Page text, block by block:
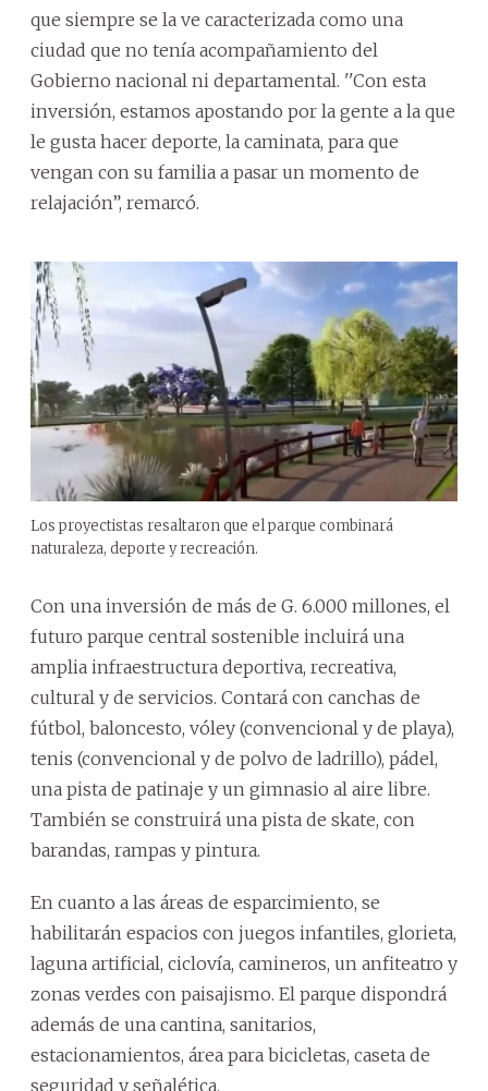
que siempre se la ve caracterizada como una
ciudad que no tenía acompañamiento del
Gobierno nacional ni departamental. ''Con esta
inversión, estamos apostando por la gente a la que
le gusta hacer deporte, la caminata, para que
vengan con su familia a pasar un momento de
relajación”, remarcó.
Los proyectistas resaltaron que el parque combinará
naturaleza, deporte y recreación.
Con una inversión de más de G. 6.000 millones, el
futuro parque central sostenible incluirá una
amplia infraestructura deportiva, recreativa,
cultural y de servicios. Contará con canchas de
fútbol, baloncesto, vóley (convencional y de playa),
tenis (convencional y de polvo de ladrillo), pádel,
una pista de patinaje y un gimnasio al aire libre.
También se construirá una pista de skate, con
barandas, rampas y pintura.
En cuanto a las áreas de esparcimiento, se
habilitarán espacios con juegos infantiles, glorieta,
laguna artificial, ciclovía, camineros, un anfiteatro y
zonas verdes con paisajismo. El parque dispondrá
además de una cantina, sanitarios,
estacionamientos, área para bicicletas, caseta de
seguridad y señalética.